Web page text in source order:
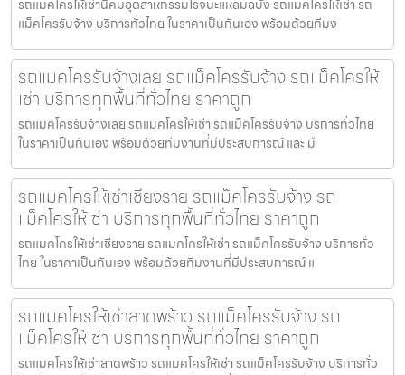
รถแมคโครให้เช่านิคมอุตสาหกรรมโรจนะแหลมฉบัง รถแมคโครให้เช่า รถ
แม็คโครรับจ้าง บริการทั่วไทย ในราคาเป็นกันเอง พร้อมด้วยทีมง
รถแมคโครรับจ้างเลย รถแม็คโครรับจ้าง รถแม็คโครให้
เช่า บริการทุกพื้นที่ทั่วไทย ราคาถูก
รถแมคโครรับจ้างเลย รถแมคโครให้เช่า รถแม็คโครรับจ้าง บริการทั่วไทย
ในราคาเป็นกันเอง พร้อมด้วยทีมงานที่มีประสบการณ์ และ มื
รถแมคโครให้เช่าเชียงราย รถแม็คโครรับจ้าง รถ
แม็คโครให้เช่า บริการทุกพื้นที่ทั่วไทย ราคาถูก
รถแมคโครให้เช่าเชียงราย รถแมคโครให้เช่า รถแม็คโครรับจ้าง บริการทั่ว
ไทย ในราคาเป็นกันเอง พร้อมด้วยทีมงานที่มีประสบการณ์ แ
รถแมคโครให้เช่าลาดพร้าว รถแม็คโครรับจ้าง รถ
แม็คโครให้เช่า บริการทุกพื้นที่ทั่วไทย ราคาถูก
รถแมคโครให้เช่าลาดพร้าว รถแมคโครให้เช่า รถแม็คโครรับจ้าง บริการทั่ว